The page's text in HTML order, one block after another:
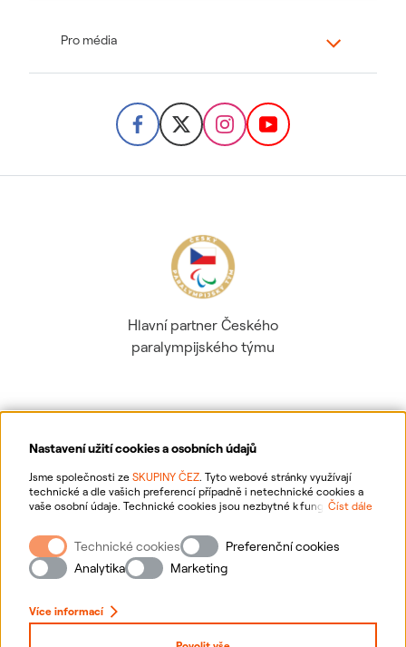
Nastavení užití cookies a osobních údajů
Jsme společnosti ze SKUPINY ČEZ. Tyto webové stránky využívají
technické a dle vašich preferencí případně i netechnické cookies a
vaše osobní údaje. Technické cookies jsou nezbytné k fungování
webové stránky vašim preferencím, k personalizaci reklam a analytice.
Pro sběr a zpracování netechnických cookies a vašich osobních údajů
nám můžete udělit souhlas. Bližší informace o vašich právech,
zpracování osobních údajů, včetně možnosti odvolání udělených
Číst dále
Technické cookies
Preferenční cookies
Analytika
Marketing
Více informací
Pro média
Hlavní partner Českého
paralympijského týmu
Ochrana osobních údajů
Informace o webu
Nastavení cookies
Přihlásit se